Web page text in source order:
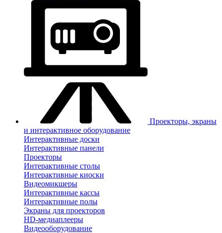
Проекторы, экраны
и интерактивное оборудование
Интерактивные доски
Интерактивные панели
Проекторы
Интерактивные столы
Интерактивные киоски
Видеомикшеры
Интерактивные кассы
Интерактивные полы
Экраны для проекторов
HD-медиаплееры
Видеооборудование